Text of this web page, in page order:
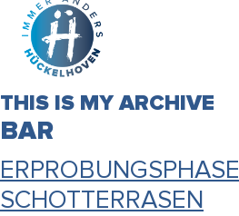
Zum Hauptinhalt springen
THIS IS MY ARCHIVE
BAR
ERPROBUNGSPHASE
SCHOTTERRASEN